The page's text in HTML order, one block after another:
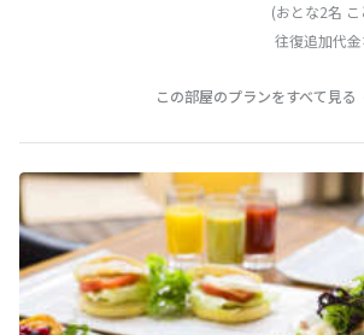
(おとな2名
往復追加代
この部屋のプランをすべて見る